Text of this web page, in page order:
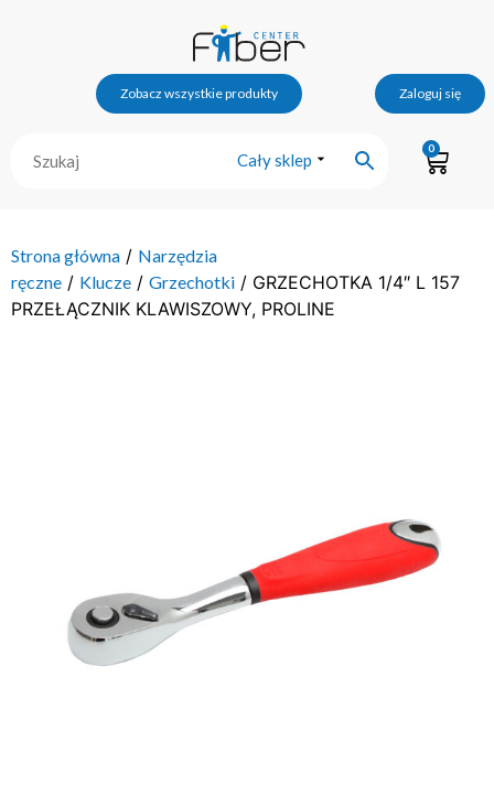
Zobacz wszystkie produkty Zaloguj się
Cały sklep
0
Strona główna / Narzędzia
ręczne / Klucze / Grzechotki / GRZECHOTKA 1/4″ L 157
PRZEŁĄCZNIK KLAWISZOWY, PROLINE